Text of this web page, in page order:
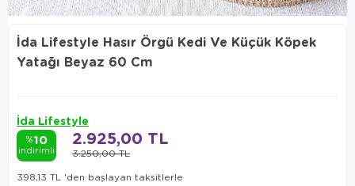
İda Lifestyle Hasır Örgü Kedi Ve Küçük Köpek
Yatağı Beyaz 60 Cm
İda Lifestyle
%10
indirimli 3.250,00 TL
2.925,00 TL
398,13 TL 'den başlayan taksitlerle